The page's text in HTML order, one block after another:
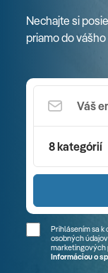
Nechajte si
priamo do vášho
8 kategórií
Prihlásením sa
osobných
marketingových
Informáciou o